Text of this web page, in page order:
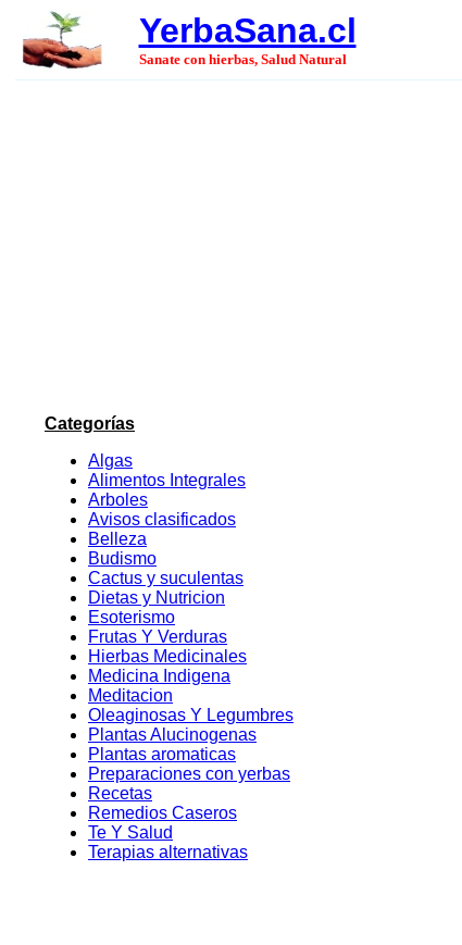
YerbaSana.cl
Sanate con hierbas, Salud Natural
Categorías
Algas
Alimentos Integrales
Arboles
Avisos clasificados
Belleza
Budismo
Cactus y suculentas
Dietas y Nutricion
Esoterismo
Frutas Y Verduras
Hierbas Medicinales
Medicina Indigena
Meditacion
Oleaginosas Y Legumbres
Plantas Alucinogenas
Plantas aromaticas
Preparaciones con yerbas
Recetas
Remedios Caseros
Te Y Salud
Terapias alternativas